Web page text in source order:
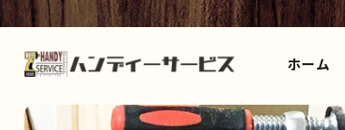
ホーム